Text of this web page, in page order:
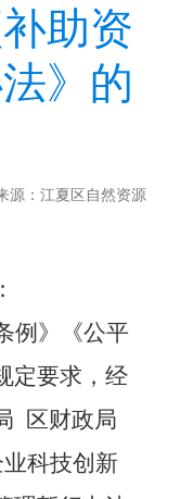
助资
》的
：江夏区自然资源
例》《公平
定要求，经
区财政局
科技创新